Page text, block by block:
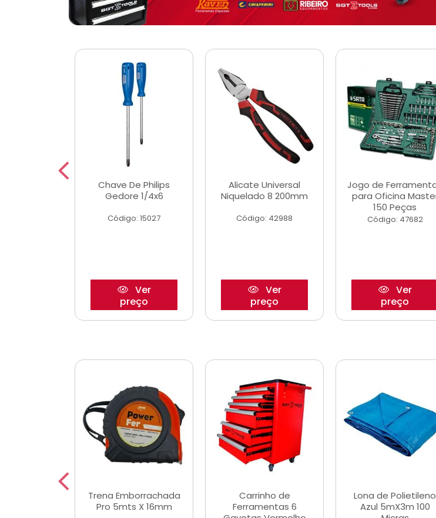
Chave De Philips
Gedore 1/4x6
Código: 15027
Ver
preço
Alicate Universal
Niquelado 8 200mm
Código: 42988
Ver
preço
Jogo de
para Oficina
150 Peças
Código: 47682
Ver
preço
Trena Emborrachada
Pro 5mts X 16mm
Carrinho de
Ferramentas 6
Lona de Polietileno
Azul 5mX3m 100